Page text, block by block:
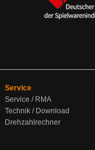
Service
Service / RMA
Technik / Download
Drehzahlrechner